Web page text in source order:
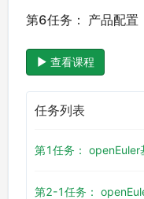
第6任务： 产品配置
查看课程
任务列表
第1任务： openEuler
第2-1任务：